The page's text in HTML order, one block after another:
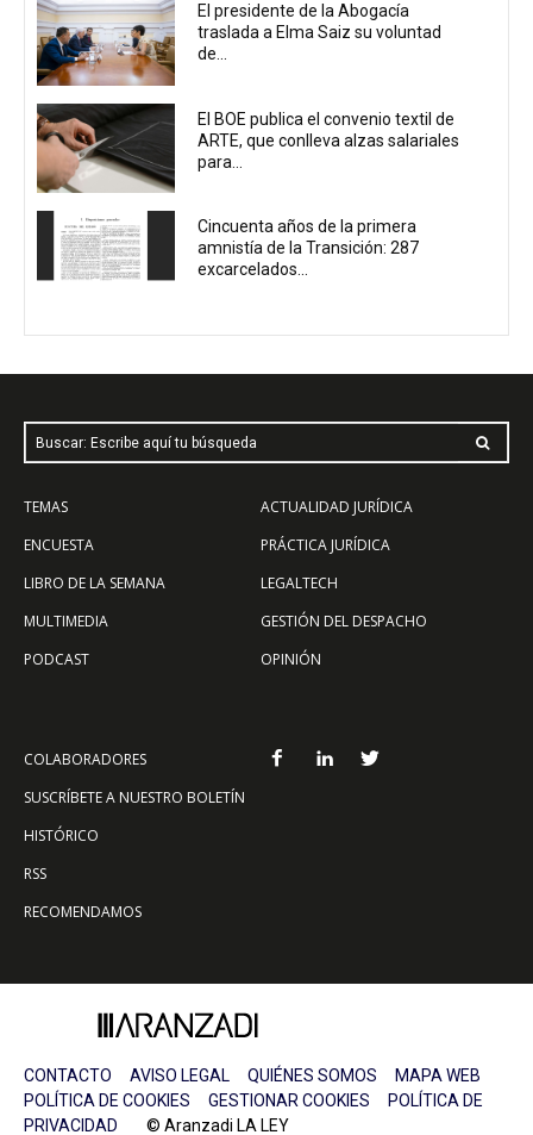
El presidente de la Abogacía
traslada a Elma Saiz su voluntad
de...
El BOE publica el convenio textil de
ARTE, que conlleva alzas salariales
para...
Cincuenta años de la primera
amnistía de la Transición: 287
excarcelados...
Buscar: Escribe aquí tu búsqueda
TEMAS
ENCUESTA
LIBRO DE LA SEMANA
MULTIMEDIA
PODCAST
ACTUALIDAD JURÍDICA
PRÁCTICA JURÍDICA
LEGALTECH
GESTIÓN DEL DESPACHO
OPINIÓN
COLABORADORES
SUSCRÍBETE A NUESTRO BOLETÍN
HISTÓRICO
RSS
RECOMENDAMOS
CONTACTO AVISO LEGAL QUIÉNES SOMOS
MAPA WEB
POLÍTICA DE COOKIES
GESTIONAR COOKIES
POLÍTICA DE
PRIVACIDAD © Aranzadi LA LEY